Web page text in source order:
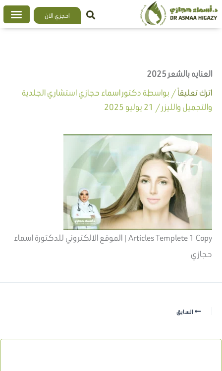
تخطي
إلى
احجزي الآن
العنايه بالشعر 2025
اترك تعليقاً/ بواسطة دكتور اسماء حجازي استشاري الجلدية
والتجميل والليزر/ 21 يوليو 2025
Articles Templete 1 Copy | الموقع الالكتروني للدكتورة اسماء
حجازي
السابق